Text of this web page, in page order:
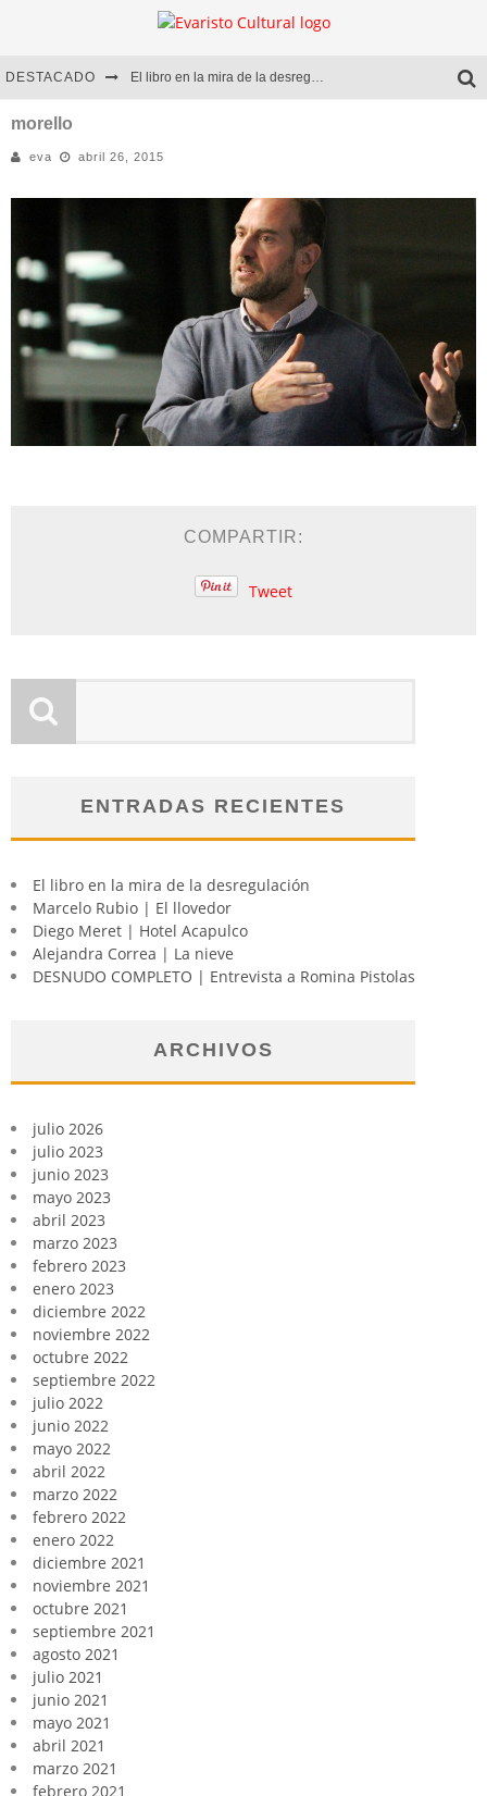
DESTACADO El libro en la mira de la desregulación
Diego Meret | Hotel Acapulco
Alejandra Correa | La nieve
morello
eva abril 26, 2015
COMPARTIR:
Tweet
ENTRADAS RECIENTES
El libro en la mira de la desregulación
Marcelo Rubio | El llovedor
Diego Meret | Hotel Acapulco
Alejandra Correa | La nieve
DESNUDO COMPLETO | Entrevista a Romina Pistolas
ARCHIVOS
julio 2026
julio 2023
junio 2023
mayo 2023
abril 2023
marzo 2023
febrero 2023
enero 2023
diciembre 2022
noviembre 2022
octubre 2022
septiembre 2022
julio 2022
junio 2022
mayo 2022
abril 2022
marzo 2022
febrero 2022
enero 2022
diciembre 2021
noviembre 2021
octubre 2021
septiembre 2021
agosto 2021
julio 2021
junio 2021
mayo 2021
abril 2021
marzo 2021
febrero 2021